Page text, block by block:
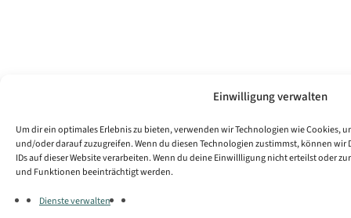
Einwilligung verwalten
Um dir ein optimales Erlebnis zu bieten, verwenden wir Technologien wie Cookies,
und/oder darauf zuzugreifen. Wenn du diesen Technologien zustimmst, können
IDs auf dieser Website verarbeiten. Wenn du deine Einwillligung nicht erteilst oder
und Funktionen beeinträchtigt werden.
Dienste verwalten